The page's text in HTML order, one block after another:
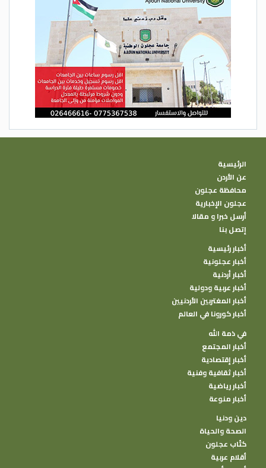
الرئيسية
عن الأردن
محافظة عجلون
عجلون الإخبارية
أرسل خبرا و مقالا
إتصل بنا
أخبار رئيسية
أخبار عجلونية
أخبار أردنية
أخبار عربية ودولية
أخبار المغتربين الأردنيين
أخبار كورونا في العالم
في ذمة الله
أخبار المجتمع
أخبار إقتصادية
أخبار ثقافية وفنية
أخبار رياضية
أخبار منوعة
دين ودنيا
الصحة والحياة
كتًاب عجلون
أقلام عربية